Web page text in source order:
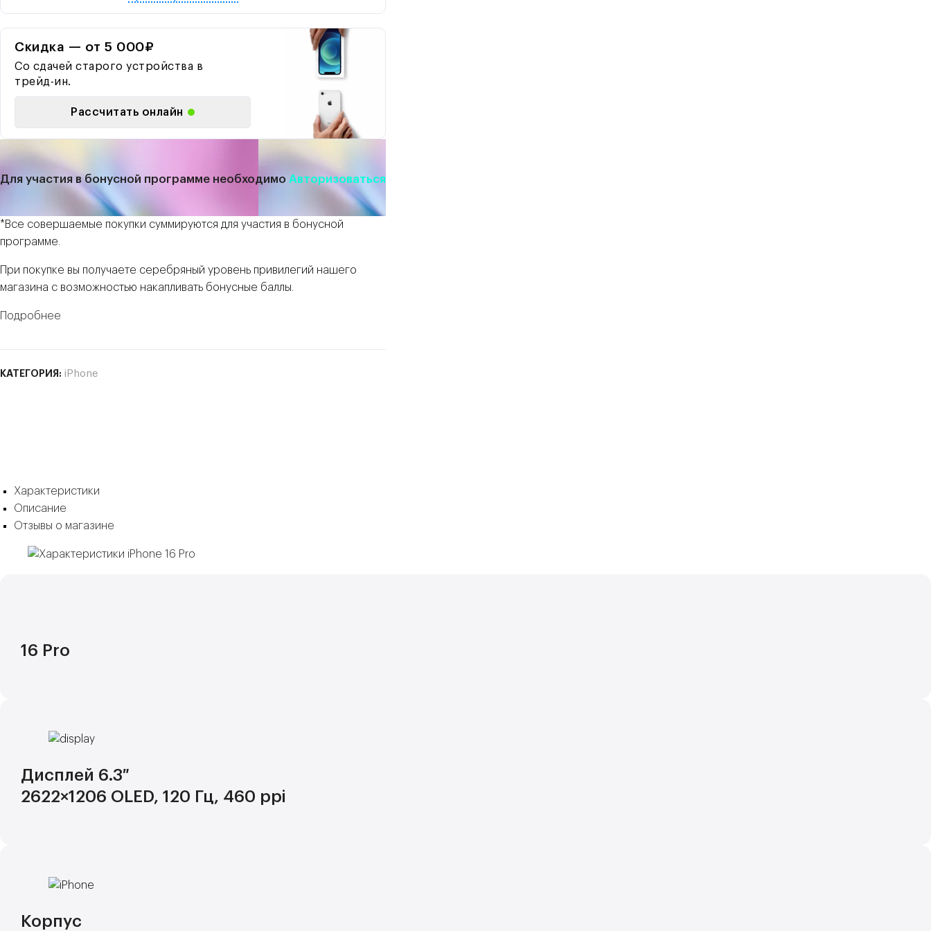
Скидка — от 5 000₽
Со сдачей старого устройства в
трейд-ин.
Рассчитать онлайн
Для участия в бонусной программе необходимо Авторизоваться
*Все совершаемые покупки суммируются для участия в бонусной
программе.
При покупке вы получаете серебряный уровень привилегий нашего
магазина с возможностью накапливать бонусные баллы.
Подробнее
КАТЕГОРИЯ: iPhone
Характеристики
Описание
Отзывы о магазине
16 Pro
Дисплей 6.3″
2622×1206 OLED, 120 Гц, 460 ppi
Корпус